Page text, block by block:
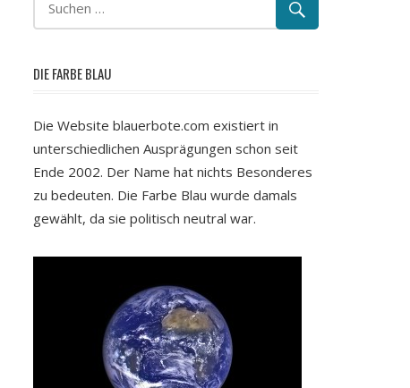
DIE FARBE BLAU
Die Website blauerbote.com existiert in
unterschiedlichen Ausprägungen schon seit
Ende 2002. Der Name hat nichts Besonderes
zu bedeuten. Die Farbe Blau wurde damals
gewählt, da sie politisch neutral war.